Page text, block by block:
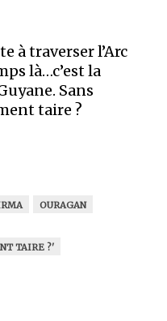
à traverser l’Arc
là…c’est la
Sans
taire ?
OURAGAN
TAIRE ?'